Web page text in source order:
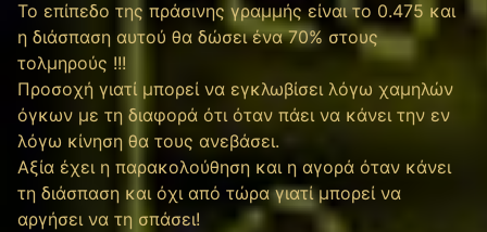
Το επίπεδο της πράσινης γραμμής είναι το 0.475 και
η διάσπαση αυτού θα δώσει ένα 70% στους
τολμηρούς !!!
Προσοχή γιατί μπορεί να εγκλωβίσει λόγω χαμηλών
όγκων με τη διαφορά ότι όταν πάει να κάνει την εν
λόγω κίνηση θα τους ανεβάσει.
Αξία έχει η παρακολούθηση και η αγορά όταν κάνει
τη διάσπαση και όχι από τώρα γιατί μπορεί να
αργήσει να τη σπάσει!